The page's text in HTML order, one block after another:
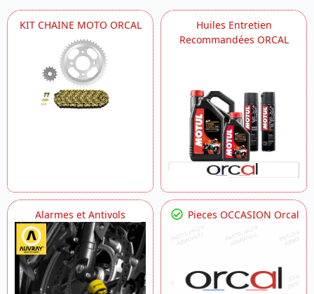
KIT CHAINE MOTO ORCAL
Huiles Entretien
Recommandées ORCAL
Alarmes et Antivols Pieces OCCASION Orcal